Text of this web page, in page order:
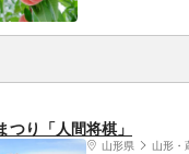
つり「人間将棋」
山形県 山形・